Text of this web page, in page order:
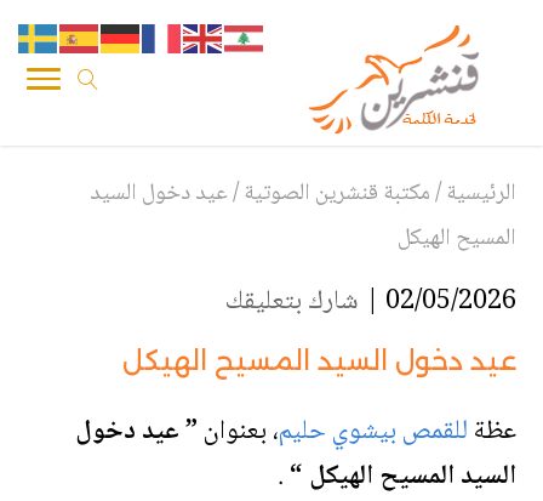
الرئيسية/مكتبة قنشرين الصوتية/عيد دخول السيد
المسيح الهيكل
02/05/2026 | شارك بتعليقك
عيد دخول السيد المسيح الهيكل
عظةللقمص بيشوي حليم،بعنوان” عيد دخول
السيد المسيح الهيكل “.